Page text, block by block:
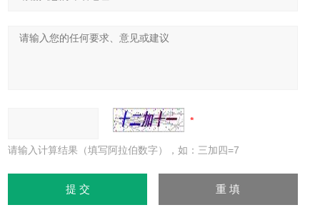
请输入计算结果（填写阿拉伯数字），如：三加四=7